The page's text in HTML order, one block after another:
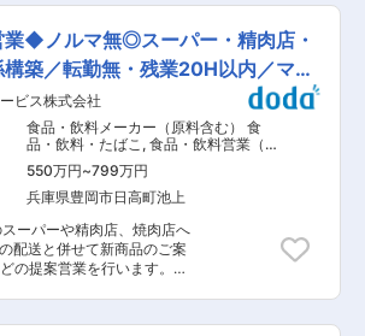
ー、ベアリングローラーな
ショッピングモール、空
スカレーターなどに使用 ・
、安定した需要が見込める
・景気に左右されにくい、
はの落ち着いた働き方 ・
る環境 ■ 事業内容
製品・キャスター・樹脂タ
掛けるメーカーです。ショ
身近な場所で使われる製品
ラを支えています。
マネージャーとして、以下
お任せします。 ・月次/週
、進捗管理 ・生産性や品質
ン仕様の企画・改善策の実
育、目標設定、評価などの
料および最終製品の高度な
案 ■期待する事：
、経営に近い視点を持つマ
アップしたい」方に最適で
の高待遇は、あなたがこれ
ネジメントのスキルを高く
既存の枠組みにとらわれ
な生産体制をあなたの手で
量を持って工場全体を動か
果を生み出すダイナミック
社について：
業◆ノルマ無◎スーパー・精肉店・
築／転勤無・残業20H以内／マル
ビス株式会社
食品・飲料メーカー（原料含む） 食
品・飲料・たばこ , 食品・飲料営業（国
内） 日用品・化粧品営業（国内）
550万円~799万円
兵庫県豊岡市日高町池上
ーパーや精肉店、焼肉店へ
配送と併せて新商品のご案
の提案営業を行います。配
ーとして、既存顧客（スー